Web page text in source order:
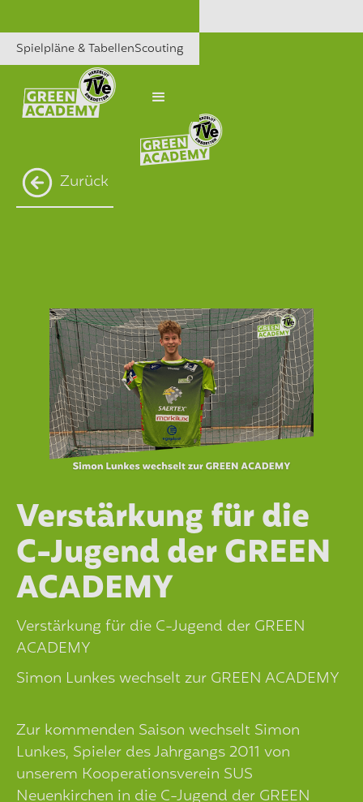
Spielpläne & TabellenScouting
Zurück
Verstärkung für die
C-Jugend der GREEN
ACADEMY
Verstärkung für die C-Jugend der GREEN
ACADEMY
Simon Lunkes wechselt zur GREEN ACADEMY
Zur kommenden Saison wechselt Simon
Lunkes, Spieler des Jahrgangs 2011 von
unserem Kooperationsverein SUS
Neuenkirchen in die C-Jugend der GREEN